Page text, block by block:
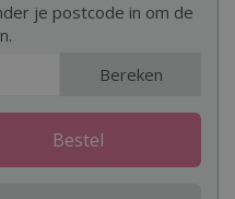
je postcode in om de
Bereken